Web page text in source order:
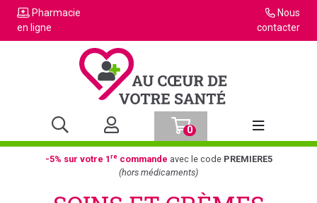
Pharmacie
en ligne
Nous
contacter
0
Afficher la
-5% sur votre 1recommande avec le code PREMIERE5
(hors médicaments)